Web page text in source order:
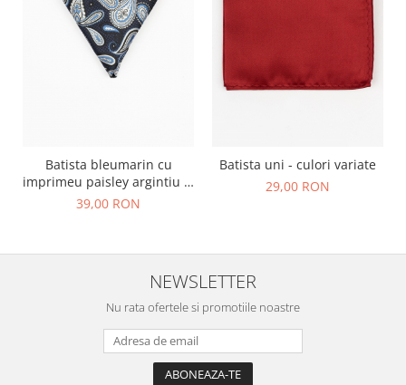
Batista bleumarin cu
imprimeu paisley argintiu si
bleu
39,00 RON
Batista uni - culori variate
29,00 RON
NEWSLETTER
Nu rata ofertele si promotiile noastre